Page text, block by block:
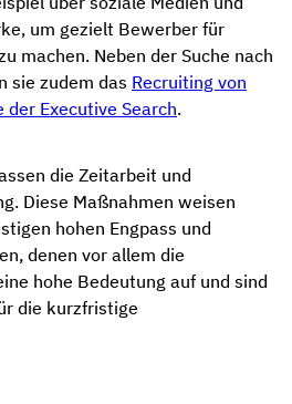
um gezielt Bewerber für
machen. Neben der Suche nach
sie zudem das Recruiting von
Executive Search.
die Zeitarbeit und
Diese Maßnahmen weisen
hohen Engpass und
denen vor allem die
hohe Bedeutung auf und sind
die kurzfristige